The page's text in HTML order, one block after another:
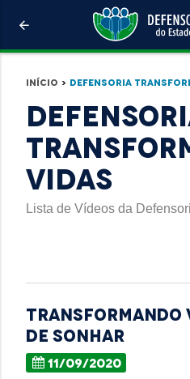
arrow_back
Início > Defensoria
Vidas
Lista de Vídeos da
Transformando
de sonhar
11/09/2020